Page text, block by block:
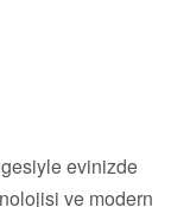
evinizde
ve modern